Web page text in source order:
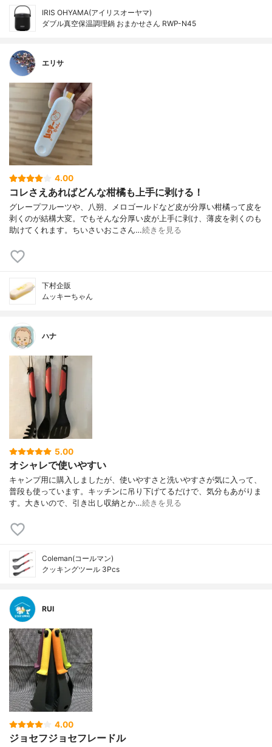
IRIS OHYAMA(アイリスオーヤマ)
ダブル真空保温調理鍋 おまかせさん RWP-N45
エリサ
4.00
コレさえあればどんな柑橘も上手に剥ける！
グレープフルーツや、八朔、メロゴールドなど皮が分厚い柑橘って皮を
剥くのが結構大変。でもそんな分厚い皮が上手に剥け、薄皮を剥くのも
助けてくれます。ちいさいおこさん…続きを見る
下村企販
ムッキーちゃん
ハナ
5.00
オシャレで使いやすい
キャンプ用に購入しましたが、使いやすさと洗いやすさが気に入って、
普段も使っています。キッチンに吊り下げてるだけで、気分もあがりま
す。大きいので、引き出し収納とか…続きを見る
Coleman(コールマン)
クッキングツール 3Pcs
RUI
4.00
ジョセフジョセフレードル